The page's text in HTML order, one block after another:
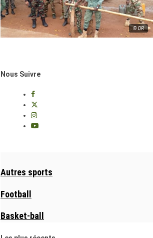
© DR
Nous Suivre
Autres sports
Football
Basket-ball